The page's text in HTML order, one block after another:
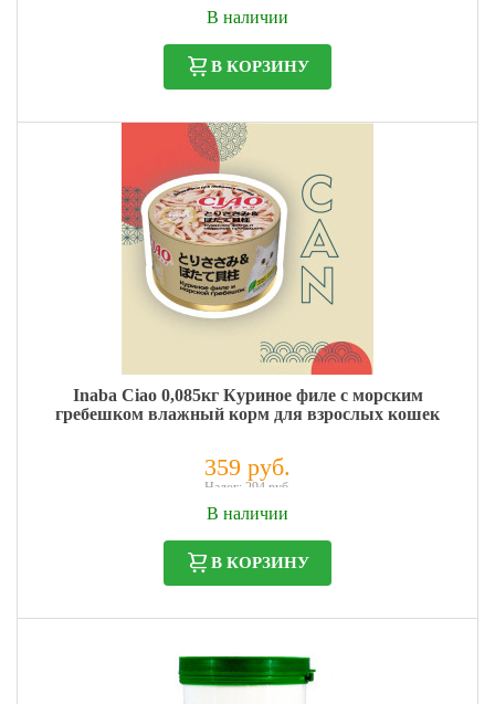
В наличии
В КОРЗИНУ
Inaba Ciao 0,085кг Куриное филе с морским
гребешком влажный корм для взрослых кошек
359 руб.
Налог: 294 руб.
В наличии
В КОРЗИНУ